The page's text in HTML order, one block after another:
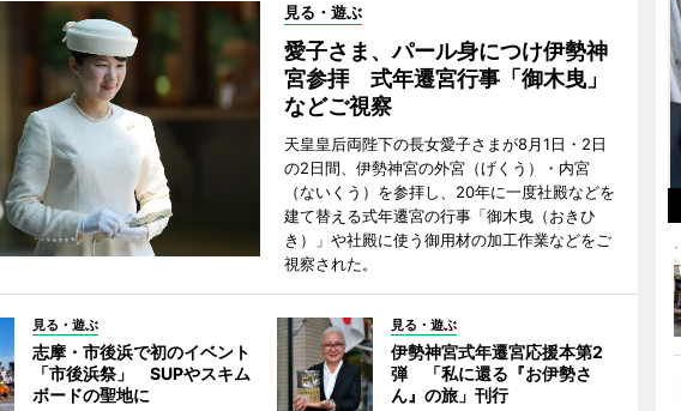
見る・遊ぶ
愛子さま、パール身につけ伊勢神
宮参拝 式年遷宮行事「御木曳」
などご視察
天皇皇后両陛下の長女愛子さまが8月1日・2日
の2日間、伊勢神宮の外宮（げくう）・内宮
（ないくう）を参拝し、20年に一度社殿などを
建て替える式年遷宮の行事「御木曳（おきひ
き）」や社殿に使う御用材の加工作業などをご
視察された。
見る・遊ぶ
志摩・市後浜で初のイベント
「市後浜祭」 SUPやスキム
ボードの聖地に
見る・遊ぶ
伊勢神宮式年遷宮応援本第2
弾 「私に還る『お伊勢さ
ん』の旅」刊行